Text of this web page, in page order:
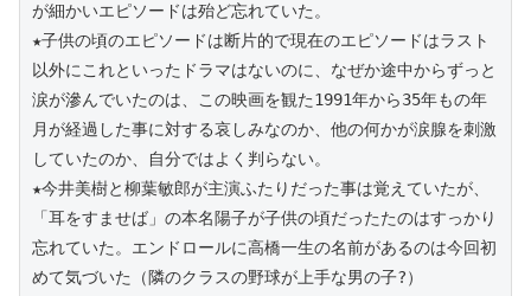
が細かいエピソードは殆ど忘れていた。
★子供の頃のエピソードは断片的で現在のエピソードはラスト
以外にこれといったドラマはないのに、なぜか途中からずっと
涙が滲んでいたのは、この映画を観た1991年から35年もの年
月が経過した事に対する哀しみなのか、他の何かが涙腺を刺激
していたのか、自分ではよく判らない。
★今井美樹と柳葉敏郎が主演ふたりだった事は覚えていたが、
「耳をすませば」の本名陽子が子供の頃だったたのはすっかり
忘れていた。エンドロールに高橋一生の名前があるのは今回初
めて気づいた（隣のクラスの野球が上手な男の子?）